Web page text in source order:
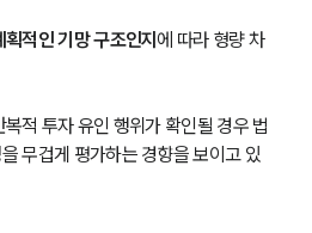
적인 기망 구조인지 에 따라 형량 차
적 투자 유인 행위가 확인될 경우 법
무겁게 평가하는 경향을 보이고 있